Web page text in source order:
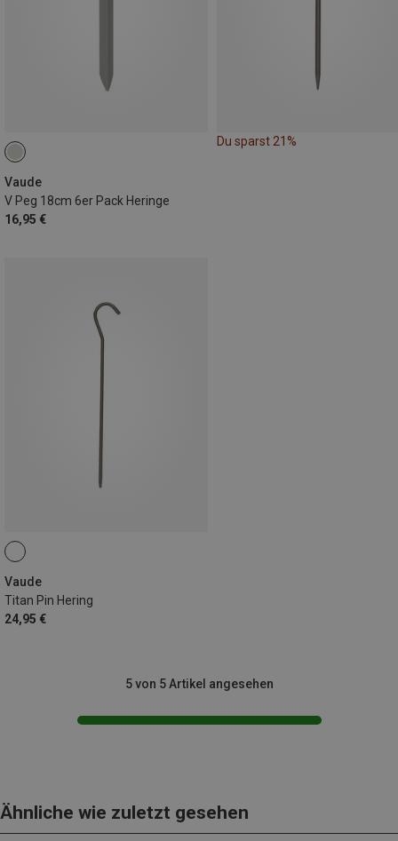
Vaude
V Peg 18cm 6er Pack Heringe
16,95 €
Du sparst 21%
Vaude
Titan Pin Hering
24,95 €
5 von 5 Artikel angesehen
Ähnliche wie zuletzt gesehen